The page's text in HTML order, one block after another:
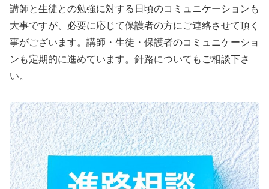
講師と生徒との勉強に対する日頃のコミュニケーションも
大事ですが、必要に応じて保護者の方にご連絡させて頂く
事がございます。講師・生徒・保護者のコミュニケーショ
ンも定期的に進めています。針路についてもご相談下さ
い。